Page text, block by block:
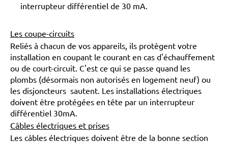
interrupteur différentiel de 30 mA.
Les coupe-circuits
Reliés à chacun de vos appareils, ils protègent votre
installation en coupant le courant en cas d'échauffement
ou de court-circuit. C'est ce qui se passe quand les
plombs (désormais non autorisés en logement neuf) ou
les disjoncteurs sautent. Les installations électriques
doivent être protégées en tête par un interrupteur
différentiel 30mA.
Câbles électriques et prises
Les câbles électriques doivent être de la bonne section